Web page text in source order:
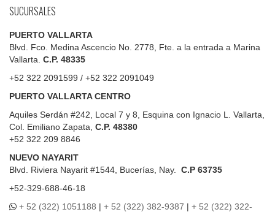
SUCURSALES
PUERTO VALLARTA
Blvd. Fco. Medina Ascencio No. 2778, Fte. a la entrada a Marina
Vallarta. C.P. 48335
+52 322 2091599 / +52 322 2091049
PUERTO VALLARTA CENTRO
Aquiles Serdán #242, Local 7 y 8, Esquina con Ignacio L. Vallarta,
Col. Emiliano Zapata, C.P. 48380
+52 322 209 8846
NUEVO NAYARIT
Blvd.
Riviera Nayarit #1544, Bucerías, Nay. C.P 63735
+52-329-688-46-18
+ 52 (322) 1051188 | + 52 (322) 382-9387 | + 52 (322) 322-